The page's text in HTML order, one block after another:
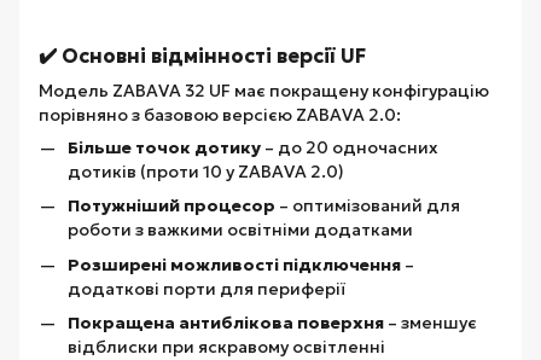
✔️ Основні відмінності версії UF
Модель ZABAVA 32 UF має покращену конфігурацію
порівняно з базовою версією ZABAVA 2.0:
Більше точок дотику – до 20 одночасних
дотиків (проти 10 у ZABAVA 2.0)
Потужніший процесор – оптимізований для
роботи з важкими освітніми додатками
Розширені можливості підключення –
додаткові порти для периферії
Покращена антиблікова поверхня – зменшує
відблиски при яскравому освітленні